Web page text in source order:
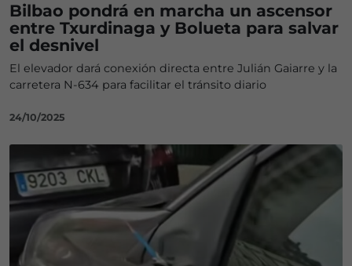
Bilbao pondrá en marcha un ascensor
entre Txurdinaga y Bolueta para salvar
el desnivel
El elevador dará conexión directa entre Julián Gaiarre y la
carretera N-634 para facilitar el tránsito diario
24/10/2025